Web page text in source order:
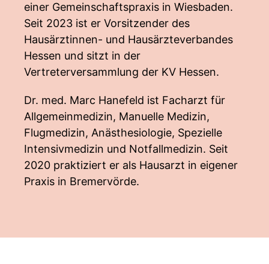
einer Gemeinschaftspraxis in Wiesbaden.
Seit 2023 ist er Vorsitzender des
Hausärztinnen- und Hausärzteverbandes
Hessen und sitzt in der
Vertreterversammlung der KV Hessen.
Dr. med. Marc Hanefeld ist Facharzt für
Allgemeinmedizin, Manuelle Medizin,
Flugmedizin, Anästhesiologie, Spezielle
Intensivmedizin und Notfallmedizin. Seit
2020 praktiziert er als Hausarzt in eigener
Praxis in Bremervörde.